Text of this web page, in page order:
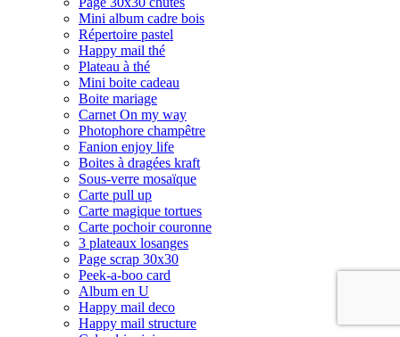
Mini album cadre bois
Répertoire pastel
Happy mail thé
Plateau à thé
Mini boite cadeau
Boite mariage
Carnet On my way
Photophore champêtre
Fanion enjoy life
Boites à dragées kraft
Sous-verre mosaïque
Carte pull up
Carte magique tortues
Carte pochoir couronne
3 plateaux losanges
Page scrap 30x30
Peek-a-boo card
Album en U
Happy mail deco
Happy mail structure